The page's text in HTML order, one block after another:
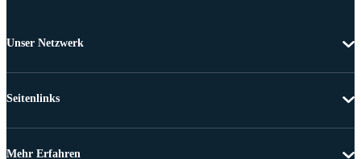
Unser Netzwerk
Seitenlinks
Mehr Erfahren